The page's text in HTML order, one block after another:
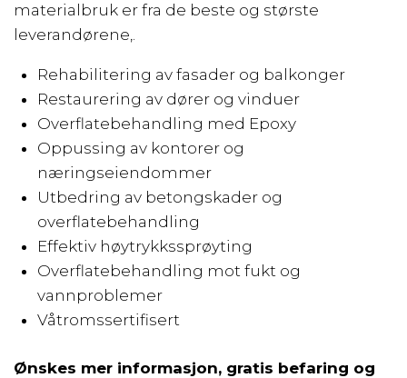
materialbruk er fra de beste og største
leverandørene,.
Rehabilitering av fasader og balkonger
Restaurering av dører og vinduer
Overflatebehandling med Epoxy
Oppussing av kontorer og
næringseiendommer
Utbedring av betongskader og
overflatebehandling
Effektiv høytrykkssprøyting
Overflatebehandling mot fukt og
vannproblemer
Våtromssertifisert
Ønskes mer informasjon, gratis befaring og